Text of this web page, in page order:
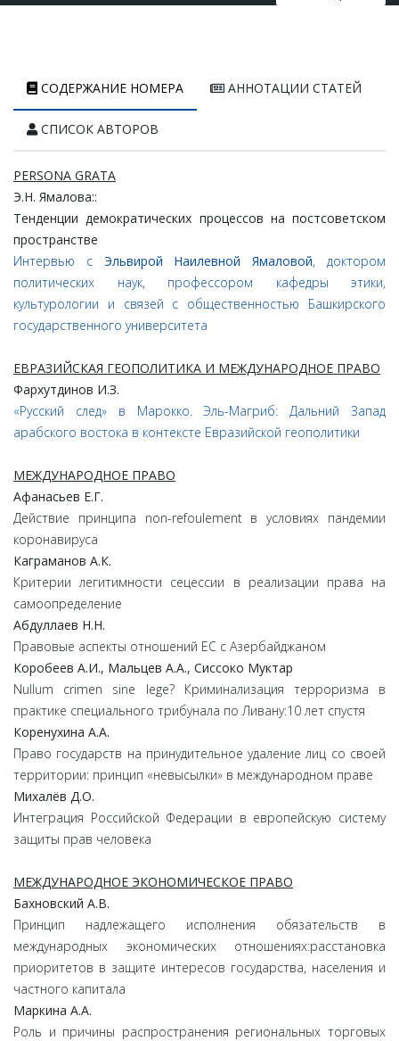
СОДЕРЖАНИЕ НОМЕРА АННОТАЦИИ СТАТЕЙ
СПИСОК АВТОРОВ
PERSONA GRATA
Э.Н. Ямалова::
Тенденциидемократических процессов на постсоветском
пространстве
Интервью с Эльвирой Наилевной Ямаловой, доктором
политических наук, профессором кафедры этики,
культурологии и связей с общественностью Башкирского
государственного университета
ЕВРАЗИЙСКАЯ ГЕОПОЛИТИКА И МЕЖДУНАРОДНОЕ ПРАВО
Фархутдинов И.З.
«Русский след» в Марокко. Эль-Магриб: Дальний Запад
арабского востока в контексте Евразийской геополитики
МЕЖДУНАРОДНОЕ ПРАВО
Афанасьев Е.Г.
Действие принципа non-refoulement в условиях пандемии
коронавируса
Каграманов А.К.
Критерии легитимности сецессии в реализации права на
самоопределение
Абдуллаев Н.Н.
Правовые аспекты отношений ЕС с Азербайджаном
Коробеев А.И., Мальцев А.А., Сиссоко Муктар
Nullum crimen sine lege? Криминализация терроризма в
практике специального трибунала по Ливану:10 лет спустя
Коренухина А.А.
Право государств на принудительное удаление лиц со своей
территории: принцип «невысылки» в международном праве
Михалёв Д.О.
Интеграция Российской Федерации в европейскую систему
защиты прав человека
МЕЖДУНАРОДНОЕ ЭКОНОМИЧЕСКОЕ ПРАВО
Бахновский А.В.
Принцип надлежащего исполнения обязательств в
международных экономических отношениях:расстановка
приоритетов в защите интересов государства, населения и
частного капитала
Маркина А.А.
Роль и причины распространения региональных торговых